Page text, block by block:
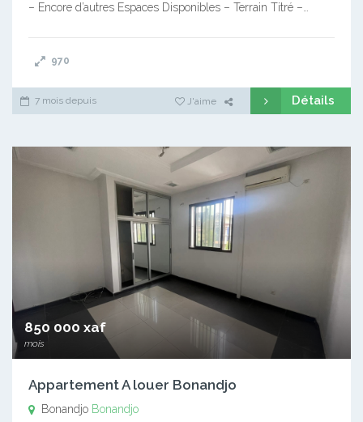
– Encore d’autres Espaces Disponibles – Terrain Titré –…
970
7 mois depuis J'aime Détails
850 000 xaf
mois
Appartement A louer Bonandjo
Bonandjo Bonandjo